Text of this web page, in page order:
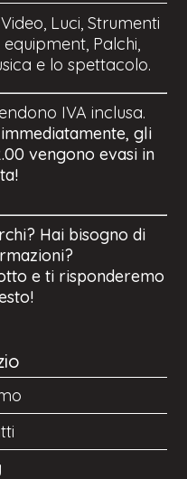
Luci, Strumenti
Palchi,
e lo spettacolo.
IVA inclusa.
gli
vengono evasi in
Hai bisogno di
e ti risponderemo